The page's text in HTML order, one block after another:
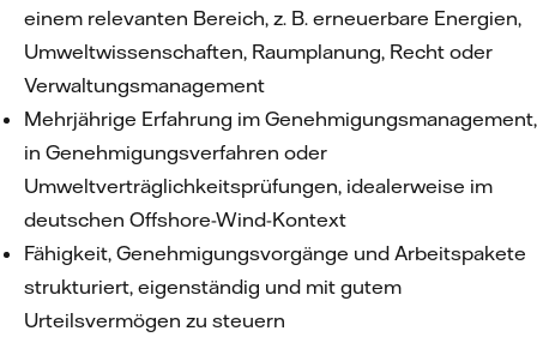
einem relevanten Bereich, z. B. erneuerbare Energien,
Umweltwissenschaften, Raumplanung, Recht oder
Verwaltungsmanagement
Mehrjährige Erfahrung im Genehmigungsmanagement,
in Genehmigungsverfahren oder
Umweltverträglichkeitsprüfungen, idealerweise im
deutschen Offshore-Wind-Kontext
Fähigkeit, Genehmigungsvorgänge und Arbeitspakete
strukturiert, eigenständig und mit gutem
Urteilsvermögen zu steuern